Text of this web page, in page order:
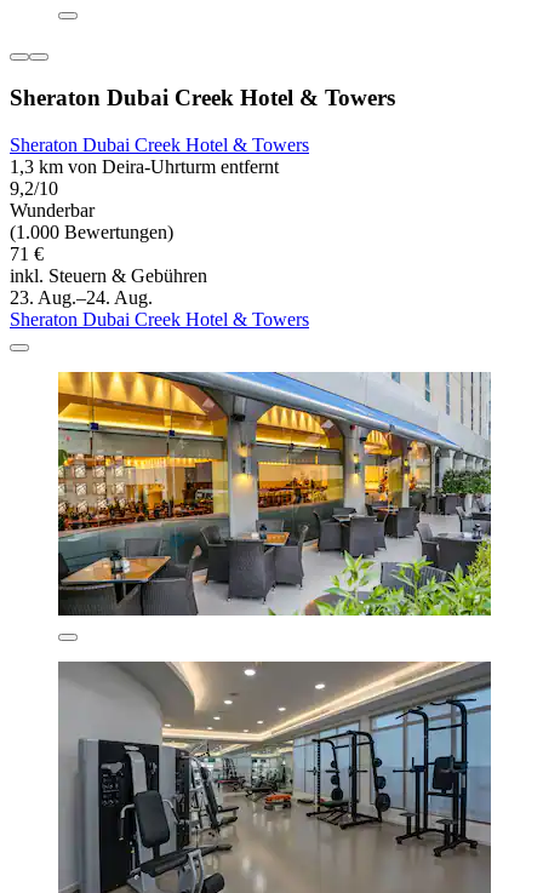
Sheraton Dubai Creek Hotel & Towers
Sheraton Dubai Creek Hotel & Towers
1,3 km von Deira-Uhrturm entfernt
9,2/10
Wunderbar
(1.000 Bewertungen)
71 €
inkl. Steuern & Gebühren
23. Aug.–24. Aug.
Sheraton Dubai Creek Hotel & Towers